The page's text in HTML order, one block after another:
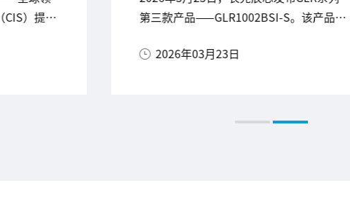
CIS）提供
司”，
第三款产品——GLR1002BSI-S。该产品是
量身打造的高速、高近红外量子效率、大
2026年03月23日